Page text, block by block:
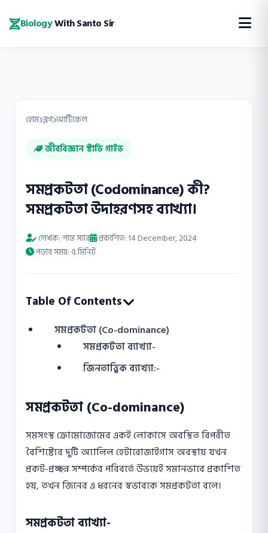
BiologyWith Santo Sir
হোম ব্লগ আর্টিকেল
জীববিজ্ঞান স্টাডি গাইড
সমপ্রকটতা (Codominance) কী?
সমপ্রকটতা উদাহরণসহ ব্যাখ্যা।
লেখক: শান্ত স্যার প্রকাশিত: 14 December, 2024
পড়ার সময়: ৫ মিনিট
Table Of Contents
সমপ্রকটতা (Co-dominance)
সমপ্রকটতা ব্যাখ্যা-
জিনতাত্ত্বিক ব্যাখ্যা:-
সমপ্রকটতা (Co-dominance)
সমসংস্থ ক্রোমোজোমের একই লোকাসে অবস্থিত বিপরীত
বৈশিষ্ট্যের দুটি অ্যালিল হেটারোজাইগাস অবস্থায় যখন
প্রকট-প্রচ্ছন্ন সম্পর্কের পরিবর্তে উভয়েই সমানভাবে প্রকাশিত
হয়, তখন জিনের এ ধরনের স্বভাবকে সমপ্রকটতা বলে।
সমপ্রকটতা ব্যাখ্যা-